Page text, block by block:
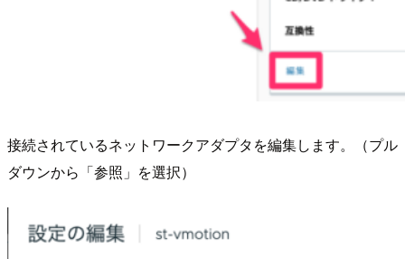
接続されているネットワークアダプタを編集します。（プル
ダウンから「参照」を選択）